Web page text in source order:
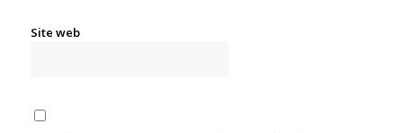
Site web